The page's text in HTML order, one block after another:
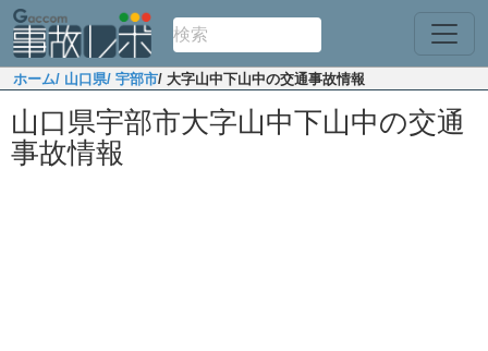
ホーム/ 山口県/ 宇部市/ 大字山中下山中の交通事故情報
山口県宇部市大字山中下山中の交通
事故情報